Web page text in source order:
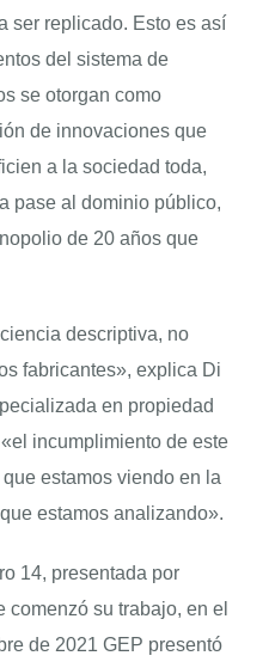
ser replicado. Esto es así
del sistema de
se otorgan como
de innovaciones que
a la sociedad toda,
pase al dominio público,
de 20 años que
descriptiva, no
fabricantes», explica Di
en propiedad
incumplimiento de este
estamos viendo en la
estamos analizando».
14, presentada por
comenzó su trabajo, en el
de 2021 GEP presentó